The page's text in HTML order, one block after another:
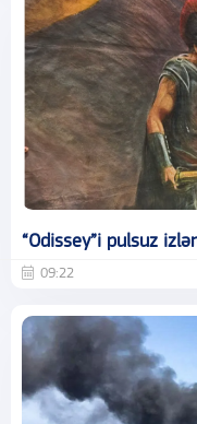
“Odissey”i pulsuz
09:22